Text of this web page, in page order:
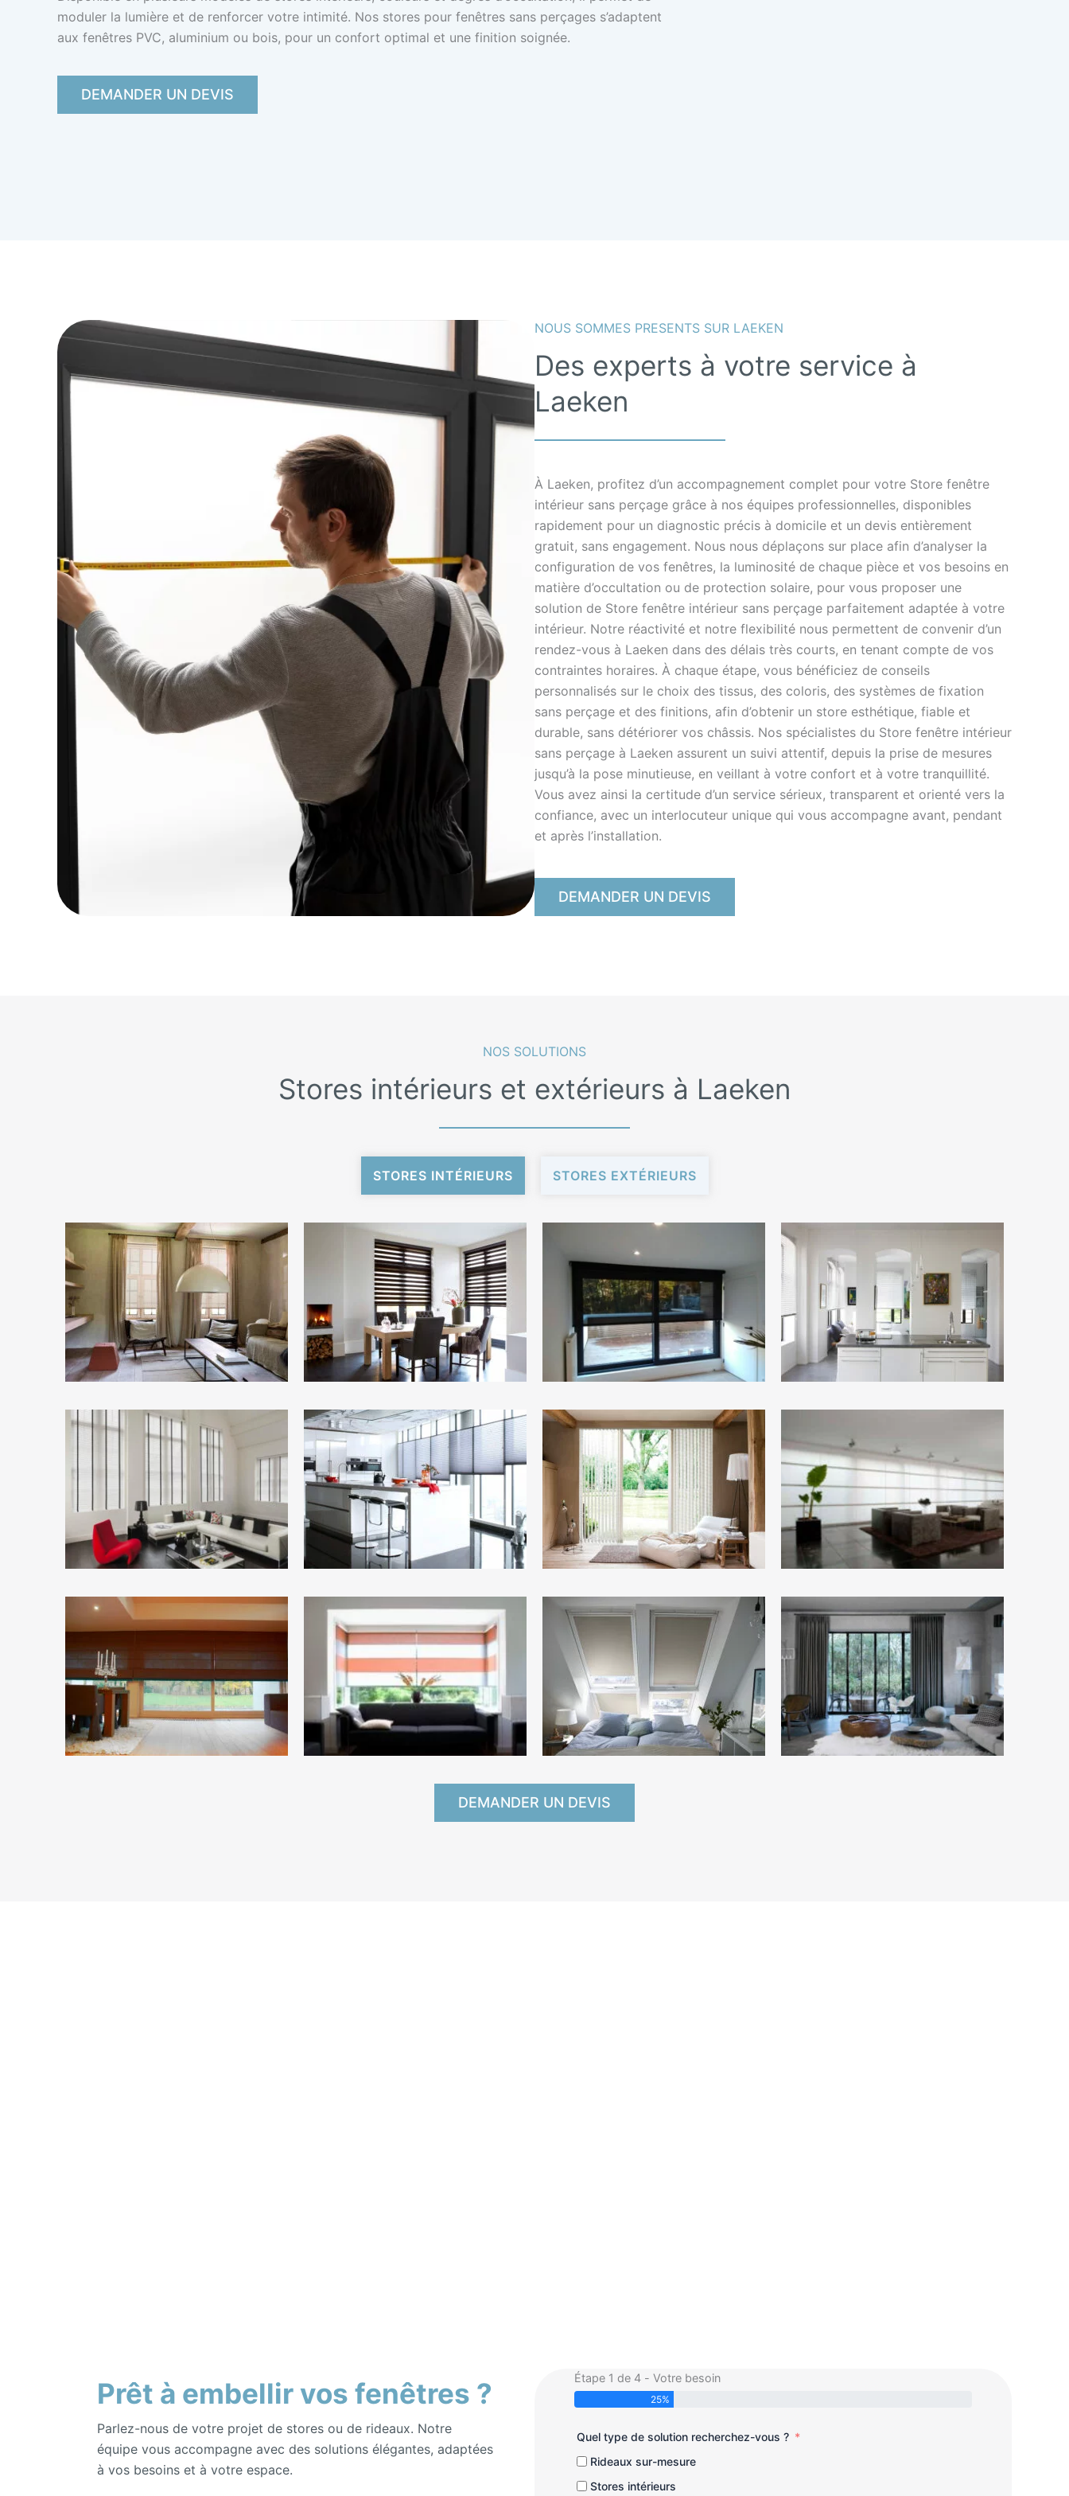
moduler la lumière et de renforcer votre intimité. Nos stores pour fenêtres sans perçages s’adaptent
aux fenêtres PVC, aluminium ou bois, pour un confort optimal et une finition soignée.
DEMANDER UN DEVIS
NOUS SOMMES PRESENTS SUR LAEKEN
Des experts à votre service à
Laeken
À Laeken, profitez d’un accompagnement complet pour votre Store fenêtre
intérieur sans perçage grâce à nos équipes professionnelles, disponibles
rapidement pour un diagnostic précis à domicile et un devis entièrement
gratuit, sans engagement. Nous nous déplaçons sur place afin d’analyser la
configuration de vos fenêtres, la luminosité de chaque pièce et vos besoins en
matière d’occultation ou de protection solaire, pour vous proposer une
solution de Store fenêtre intérieur sans perçage parfaitement adaptée à votre
intérieur. Notre réactivité et notre flexibilité nous permettent de convenir d’un
rendez-vous à Laeken dans des délais très courts, en tenant compte de vos
contraintes horaires. À chaque étape, vous bénéficiez de conseils
personnalisés sur le choix des tissus, des coloris, des systèmes de fixation
sans perçage et des finitions, afin d’obtenir un store esthétique, fiable et
durable, sans détériorer vos châssis. Nos spécialistes du Store fenêtre intérieur
sans perçage à Laeken assurent un suivi attentif, depuis la prise de mesures
jusqu’à la pose minutieuse, en veillant à votre confort et à votre tranquillité.
Vous avez ainsi la certitude d’un service sérieux, transparent et orienté vers la
confiance, avec un interlocuteur unique qui vous accompagne avant, pendant
et après l’installation.
DEMANDER UN DEVIS
NOS SOLUTIONS
Stores intérieurs et extérieurs à Laeken
STORES INTÉRIEURS STORES EXTÉRIEURS
DEMANDER UN DEVIS
Prêt à embellir vos fenêtres ?
Parlez-nous de votre projet de stores ou de rideaux. Notre
équipe vous accompagne avec des solutions élégantes, adaptées
à vos besoins et à votre espace.
Étape 1 de 4 - Votre besoin
25%
Quel type de solution recherchez-vous ?
Rideaux sur-mesure
Stores intérieurs